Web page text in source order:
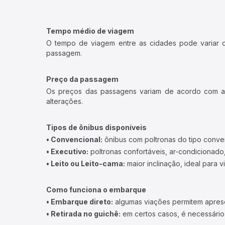
Tempo médio de viagem
O tempo de viagem entre as cidades pode variar
passagem.
Preço da passagem
Os preços das passagens variam de acordo com
alterações.
Tipos de ônibus disponíveis
• Convencional: ônibus com poltronas do tipo
• Executivo: poltronas confortáveis, ar-
• Leito ou Leito-cama: maior inclinação, ideal para
Como funciona o embarque
• Embarque direto: algumas viações permitem
• Retirada no guichê: em certos casos, é